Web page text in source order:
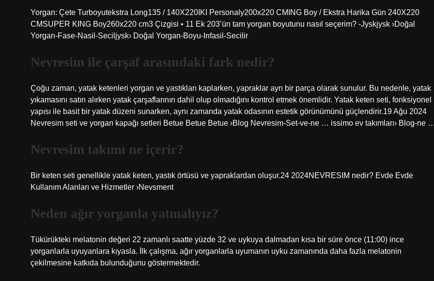
Yorgan: Çete Turboyutekstra Long135 / 140X220IKI Personaly200x220 CMING Boy / Ekstra Harika Gün 240X220
CMSUPER KING Boy260x220 cm3 Çizgisi • 11 Ek 203’ün tam yorgan boyutunu nasıl seçerim? -Jyskjysk ›Doğal
Yorgan-Fase-Nasil-Seciljysk› Doğal Yorgan-Boyu-Infasil-Secilir
Nevresim ile çarşaf arasındaki fark nedir?
Çoğu zaman, yatak ketenleri yorgan ve yastıkları kaplarken, yapraklar ayrı bir parça olarak sunulur. Bu nedenle, yatak
yıkamasını satın alırken yatak çarşaflarının dahil olup olmadığını kontrol etmek önemlidir. Yatak keten seti, fonksiyonel
yapısı ile basit bir yatak düzeni sunarken, aynı zamanda yatak odasının estetik görünümünü güçlendirir.19 Ağu 2024
Nevresim seti ve yorgan kapağı setleri Betue Betue Betue ›Blog Nevresim-Set-ve-ne … issimo ev takımları› Blog-ne
Nevresim takımı ne içerir?
Bir keten seti genellikle yatak keten, yastık örtüsü ve yapraklardan oluşur.24 2024NEVRESIM nedir? Evde Evde
Kullanım Alanları ve Hizmetler ›Nevsment
Neden ağır yorganla yatmalıyız?
Tükürükteki melatonin değeri 22 zamanlı saatte yüzde 32 ve uykuya dalmadan kısa bir süre önce (11:00) ince
yorganlarla uyuyanlara kıyasla. İlk çalışma, ağır yorganlarla uyumanın uyku zamanında daha fazla melatonin
çekilmesine katkıda bulunduğunu göstermektedir.